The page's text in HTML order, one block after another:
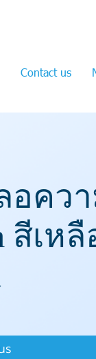
Contact us
ควา
สีเหลื